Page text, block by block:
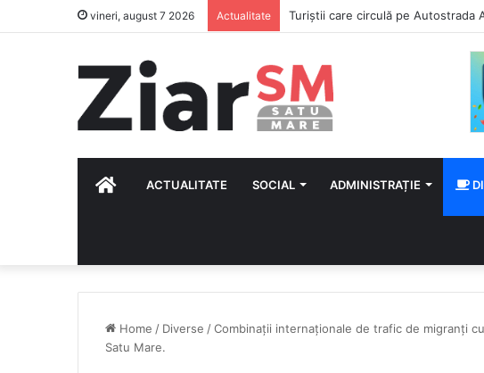
vineri, august 7 2026 Actualitate Un grătar lăsat nesupravegheat l-
HOMEACTUALITATE SOCIAL ADMINISTRAȚIE
Home / Diverse /Combinații internaționale de trafic de migranți
Satu Mare.